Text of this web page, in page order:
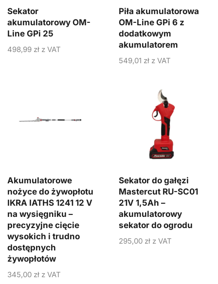
Sekator
akumulatorowy OM-
Line GPi 25
498,99 zł z VAT
Piła akumulatorowa
OM-Line GPi 6 z
dodatkowym
akumulatorem
549,01 zł z VAT
Akumulatorowe
nożyce do żywopłotu
IKRA IATHS 1241 12 V
na wysięgniku –
precyzyjne cięcie
wysokich i trudno
dostępnych
żywopłotów
345,00 zł z VAT
Sekator do gałęzi
Mastercut RU-SC01
21V 1,5Ah –
akumulatorowy
sekator do ogrodu
295,00 zł z VAT